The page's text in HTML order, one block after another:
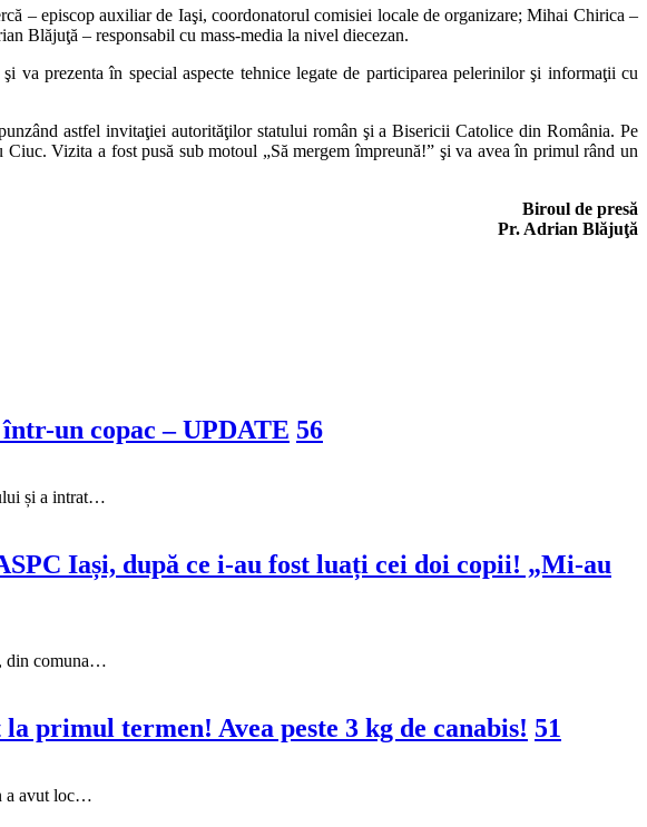
– episcop auxiliar de Iaşi, coordonatorul comisiei locale de organizare; Mihai Chirica –
Blăjuţă – responsabil cu mass-media la nivel diecezan.
prezenta în special aspecte tehnice legate de participarea pelerinilor şi informaţii cu
astfel invitaţiei autorităţilor statului român şi a Bisericii Catolice din România. Pe
Vizita a fost pusă sub motoul „Să mergem împreună!” şi va avea în primul rând un
Biroul de presă
Pr. Adrian Blăjuţă
un copac – UPDATE 56
și a intrat…
Iași, după ce i-au fost luați cei doi copii! „Mi-au
din comuna…
primul termen! Avea peste 3 kg de canabis! 51
a avut loc…